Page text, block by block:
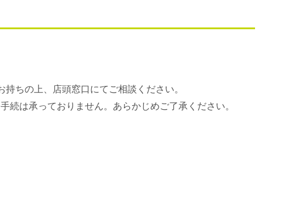
ちの上、店頭窓口にてご相談ください。
は承っておりません。あらかじめご了承ください。